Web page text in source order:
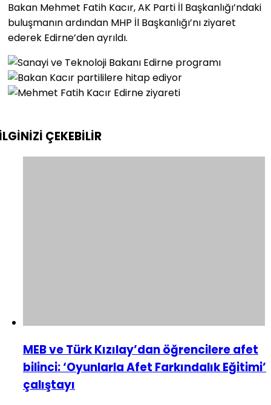
Bakan Mehmet Fatih Kacır, AK Parti İl Başkanlığı’ndaki
buluşmanın ardından MHP İl Başkanlığı’nı ziyaret
ederek Edirne’den ayrıldı.
ÇEKEBİLİR
MEB ve Türk Kızılay’dan öğrencilere afet
bilinci: ‘Oyunlarla Afet Farkındalık Eğitimi’
çalıştayı